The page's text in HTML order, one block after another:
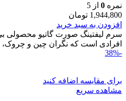
نمره 0 از 5
1,944,800 تومان
افزودن به سبد خرید
سرم ليفتينگ صورت گاتیو محصولی
افرادی است که نگران چین و
-38%
برای مقایسه اضافه کنید
مشاهده سریع